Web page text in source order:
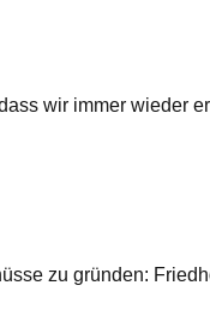
wir immer wieder
zu gründen: